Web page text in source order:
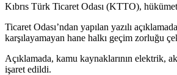
Kıbrıs Türk Ticaret Odası (KTTO),
Ticaret Odası’ndan yapılan yazılı
karşılayamayan hane halkı geçim zorluğu
Açıklamada, kamu kaynaklarının elektrik,
işaret edildi.